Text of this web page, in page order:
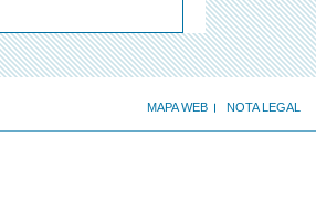
MAPA WEB NOTA LEGAL